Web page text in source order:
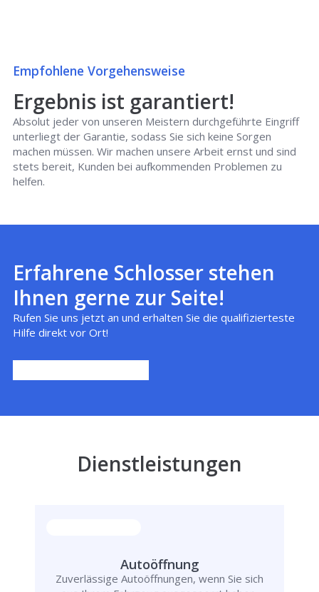
Empfohlene Vorgehensweise
Ergebnis ist garantiert!
Absolut jeder von unseren Meistern durchgeführte Eingriff
unterliegt der Garantie, sodass Sie sich keine Sorgen
machen müssen. Wir machen unsere Arbeit ernst und sind
stets bereit, Kunden bei aufkommenden Problemen zu
helfen.
Erfahrene Schlosser stehen
Ihnen gerne zur Seite!
Rufen Sie uns jetzt an und erhalten Sie die qualifizierteste
Hilfe direkt vor Ort!
Dienstleistungen
Autoöffnung
Zuverlässige Autoöffnungen, wenn Sie sich